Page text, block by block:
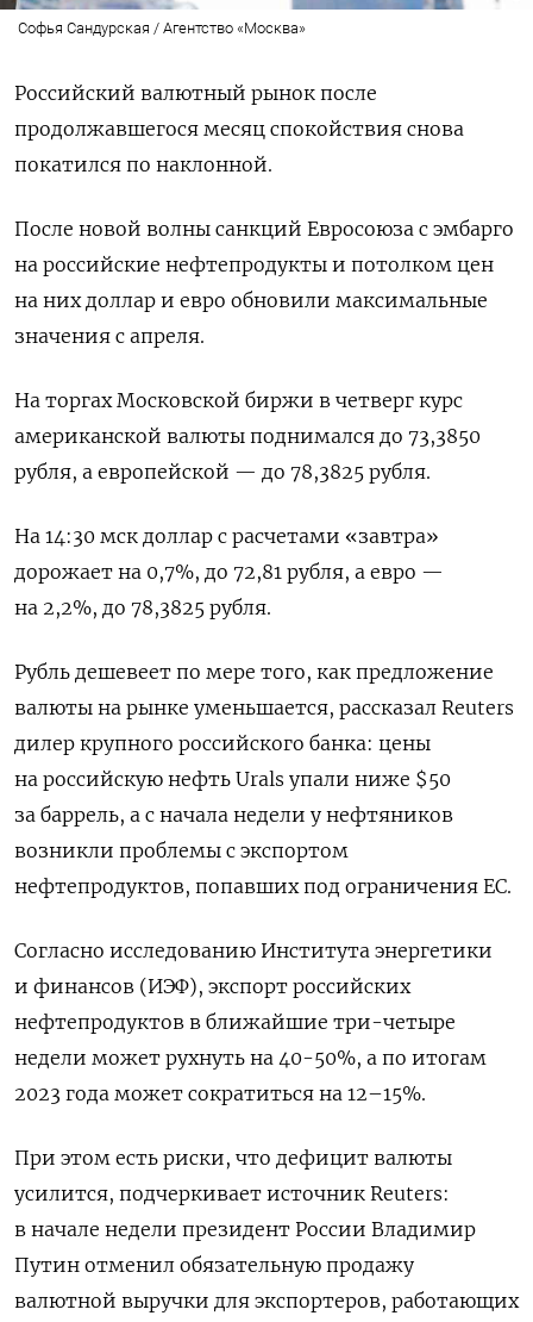
Софья Сандурская / Агентство «Москва»
Российский валютный рынок после
продолжавшегося месяц спокойствия снова
покатился по наклонной.
После новой волны санкций Евросоюза с эмбарго
на российские нефтепродукты и потолком цен
на них доллар и евро обновили максимальные
значения с апреля.
На торгах Московской биржи в четверг курс
американской валюты поднимался до 73,3850
рубля, а европейской — до 78,3825 рубля.
На 14:30 мск доллар с расчетами «завтра»
дорожает на 0,7%, до 72,81 рубля, а евро —
на 2,2%, до 78,3825 рубля.
Рубль дешевеет по мере того, как предложение
валюты на рынке уменьшается, рассказал Reuters
дилер крупного российского банка: цены
на российскую нефть Urals упали ниже $50
за баррель, а с начала недели у нефтяников
возникли проблемы с экспортом
нефтепродуктов, попавших под ограничения ЕС.
Согласно исследованию Института энергетики
и финансов (ИЭФ), экспорт российских
нефтепродуктов в ближайшие три-четыре
недели может рухнуть на 40-50%, а по итогам
2023 года может сократиться на 12–15%.
При этом есть риски, что дефицит валюты
усилится, подчеркивает источник Reuters:
в начале недели президент России Владимир
Путин отменил обязательную продажу
валютной выручки для экспортеров, работающих